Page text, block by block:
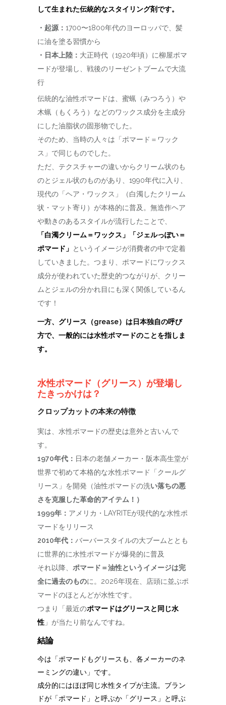
して生まれた伝統的なスタイリング剤です。
・起源： 1700〜1800年代のヨーロッパで、髪
に油を塗る習慣から
・日本上陸： 大正時代（1920年頃）に柳屋ポマ
ードが登場し、戦後のリーゼントブームで大流
行
伝統的な油性ポマードは、蜜蝋（みつろう）や
木蝋（もくろう）などのワックス成分を主成分
にした油脂状の固形物でした。
そのため、当時の人々は「ポマード＝ワック
ス」で同じものでした。
ただ、テクスチャーの違いからクリーム状のも
のとジェル状のものがあり、 1990年代に入り、
現代の「ヘア・ワックス」（白濁したクリーム
状・マット寄り）が本格的に普及。無造作ヘア
や動きのあるスタイルが流行したことで、
「白濁クリーム＝ワックス」「ジェルっぽい＝
ポマード」 というイメージが消費者の中で定着
していきました。つまり、ポマードにワックス
成分が使われていた歴史的つながりが、クリー
ムとジェルの分かれ目にも深く関係しているん
です！
一方、グリース（grease）は日本独自の呼び
方で、一般的には水性ポマードのことを指しま
す。
水性ポマード（グリース）が登場し
たきっかけは？
クロップカットの本来の特徴
実は、水性ポマードの歴史は意外と古いんで
す。
1970年代： 日本の老舗メーカー・阪本高生堂が
世界で初めて本格的な水性ポマード「クールグ
リース」を開発 （油性ポマードの洗い落ちの悪
さを克服した革命的アイテム！）
1999年： アメリカ・LAYRITEが現代的な水性ポ
マードをリリース
2010年代： バーバースタイルの大ブームととも
に世界的に水性ポマードが爆発的に普及
それ以降、 ポマード＝油性というイメージは完
全に過去のものに。 2026年現在、店頭に並ぶポ
マードのほとんどが水性です。
つまり「最近のポマードはグリースと同じ水
性 」が当たり前なんですね。
結論
今は「ポマードもグリースも、各メーカーのネ
ーミングの違い」です。
成分的にはほぼ同じ水性タイプが主流。ブラン
ドが「ポマード」と呼ぶか「グリース」と呼ぶ